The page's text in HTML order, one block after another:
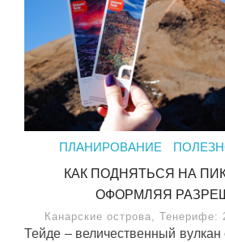
ПЛАНИРОВАНИЕ
КАК ПОДНЯТЬСЯ НА
ОФОРМЛЯЯ
Канарские острова, Тенерифе:
Тейде – величественный